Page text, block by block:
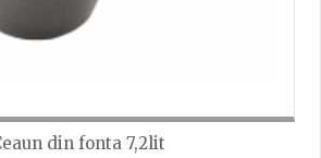
din fonta 7,2lit